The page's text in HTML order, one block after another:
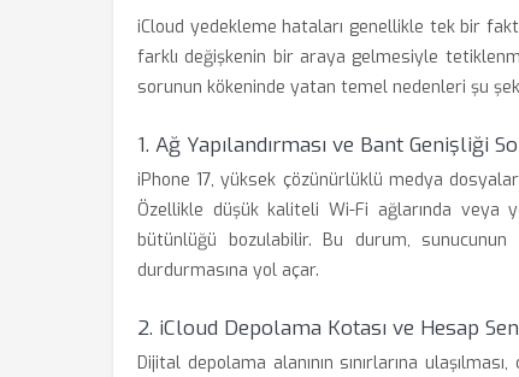
iCloud yedekleme hataları genellikle tek bir
farklı değişkenin bir araya gelmesiyle
sorunun kökeninde yatan temel nedenleri şu
1. Ağ Yapılandırması ve Bant Genişliği
iPhone 17, yüksek çözünürlüklü medya
Özellikle düşük kaliteli Wi-Fi ağlarında veya
bütünlüğü bozulabilir. Bu durum,
durdurmasına yol açar.
2. iCloud Depolama Kotası ve Hesap
Dijital depolama alanının sınırlarına